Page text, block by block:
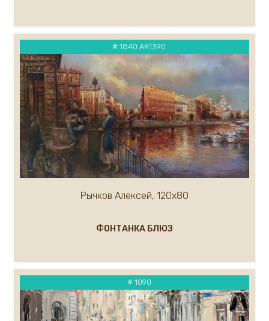
# 1840 AR1390
Рычков Алексей, 120х80
ФОНТАНКА БЛЮЗ
# 1090